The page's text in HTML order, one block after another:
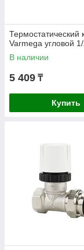
Термостатический
Varmega угловой
В наличии
5 409 ₸
Купить